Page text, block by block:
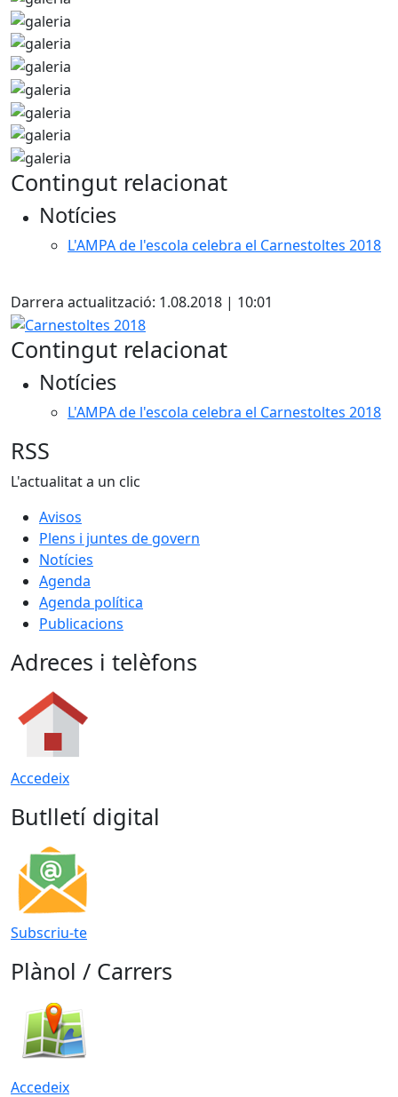
Contingut relacionat
Notícies
L'AMPA de l'escola celebra el Carnestoltes 2018
Darrera actualització: 1.08.2018 | 10:01
Carnestoltes 2018
Contingut relacionat
Notícies
L'AMPA de l'escola celebra el Carnestoltes 2018
RSS
L'actualitat a un clic
Avisos
Plens i juntes de govern
Notícies
Agenda
Agenda política
Publicacions
Adreces i telèfons
Accedeix
Butlletí digital
Subscriu-te
Plànol / Carrers
Accedeix